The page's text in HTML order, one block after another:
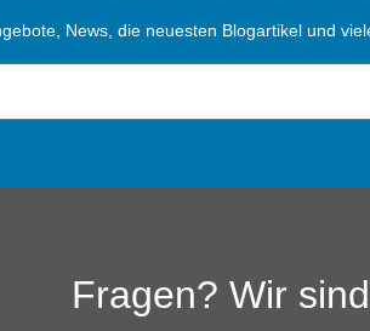
News, die neuesten Blogartikel und
Fragen? Wir